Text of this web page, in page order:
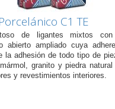
C1 TE
de ligantes mixtos con
abierto ampliado cuya
la adhesión de todo tipo de
granito y piedra natural
y revestimientos interiores.